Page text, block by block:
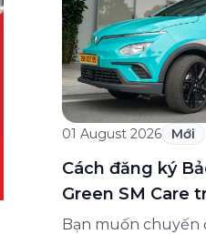
01 August 2026 Mới
Cách đăng ký
Green SM Care
SM
Bạn muốn chuyến